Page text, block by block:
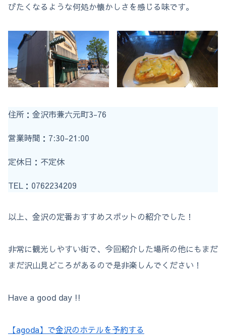
びたくなるような何処か懐かしさを感じる味です。
住所：金沢市兼六元町3-76
営業時間：7:30-21:00
定休日：不定休
TEL：0762234209
以上、金沢の定番おすすめスポットの紹介でした！
非常に観光しやすい街で、今回紹介した場所の他にもまだ
まだ沢山見どころがあるので是非楽しんでください！
Have a good day !!
【agoda】で金沢のホテルを予約する